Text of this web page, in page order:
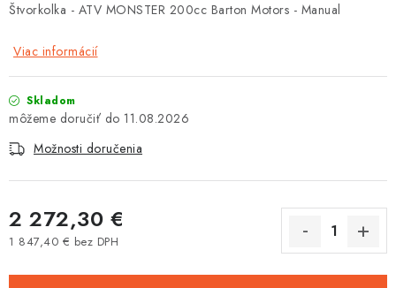
Ochrana osobných údajov
Tabuľky veľkostí odevov, prilieb a obuvi rôznych značiek
Štvorkolka - ATV MONSTER 200cc Barton Motors - Manual
Viac informácií
Skladom
11.08.2026
Možnosti doručenia
2 272,30 €
1 847,40 € bez DPH